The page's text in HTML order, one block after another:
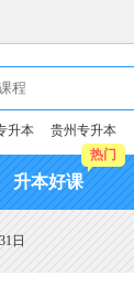
升本 贵州专升本
升本好课
热门
日